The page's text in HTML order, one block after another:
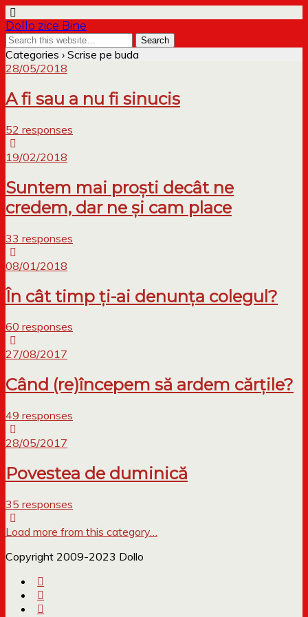
Dollo zice Bine
Categories › Scrise pe buda
28/05/2018
A fi sau a nu fi sinucis
52 responses
19/02/2018
Suntem mai proști decât ne
credem, dar ne și cam place
33 responses
08/01/2018
În cât timp ți-ai denunța colegul?
60 responses
27/08/2017
Când (re)începem să ardem cărțile?
49 responses
28/05/2017
Povestea de duminică
35 responses
Load more from this category…
Copyright 2009-2023 Dollo